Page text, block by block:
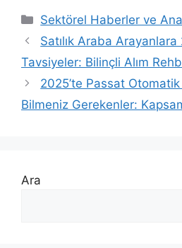
Kategoriler
Sektörel Haberler ve
Satılık Araba
Tavsiyeler: Bilinçli Alım
2025’te Passat
Bilmeniz Gerekenler:
Ara